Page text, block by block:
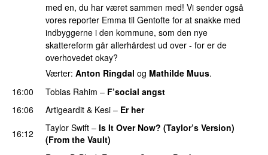
med en, du har været sammen med! Vi sender også
vores reporter Emma til Gentofte for at snakke med
indbyggerne i den kommune, som den nye
skattereform går allerhårdest ud over - for er de
overhovedet okay?
Værter: Anton Ringdal og Mathilde Muus.
16:00
Tobias Rahim – F’social angst
16:06
Artigeardit & Kesi – Er her
16:12
Taylor Swift – Is It Over Now? (Taylor’s Version)
(From the Vault)